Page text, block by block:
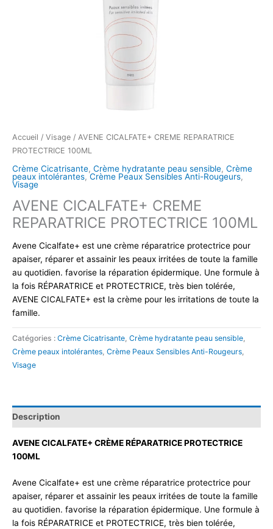
Accueil / Visage / AVENE CICALFATE+ CREME REPARATRICE
PROTECTRICE 100ML
Crème Cicatrisante, Crème hydratante peau sensible, Crème
peaux intolérantes,Crème Peaux Sensibles Anti-Rougeurs,
Visage
AVENE CICALFATE+ CREME
REPARATRICE PROTECTRICE 100ML
Avene Cicalfate+ est une crème réparatrice protectrice pour
apaiser, réparer et assainir les peaux irritées de toute la famille
au quotidien. favorise la réparation épidermique. Une formule à
la fois RÉPARATRICE et PROTECTRICE, très bien tolérée,
AVENE CICALFATE+ est la crème pour les irritations de toute la
famille.
Catégories : Crème Cicatrisante, Crème hydratante peau sensible,
Crème peaux intolérantes, Crème Peaux Sensibles Anti-Rougeurs,
Visage
Description
AVENE CICALFATE+ CRÈME RÉPARATRICE PROTECTRICE
100ML​
Avene Cicalfate+ est une crème réparatrice protectrice pour
apaiser, réparer et assainir les peaux irritées de toute la famille
au quotidien. favorise la réparation épidermique. Une formule à
la fois RÉPARATRICE et PROTECTRICE, très bien tolérée,